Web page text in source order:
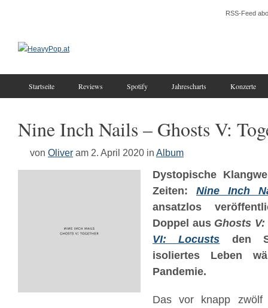
RSS-Feed
Startseite Reviews Spotify Jahrescharts Konzerte
Nine Inch Nails – Ghosts V:
von Oliver am 2. April 2020 in Album
Dystopische
Zeiten: Nine Inch
ansatzlos
Doppel aus Ghosts V:
VI: Locusts den
isoliertes Leben
Pandemie.
Das vor knapp zwölf